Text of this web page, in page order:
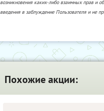
возникновения каких-либо взаимных прав и
введения в заблуждение Пользователя и не
Похожие акции: